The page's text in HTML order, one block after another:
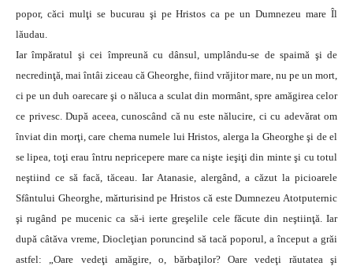
popor, căci mulţi se bucurau şi pe Hristos ca pe un Dumnezeu mare Îl
lăudau.
Iar împăratul şi cei împreună cu dânsul, umplându-se de spaimă şi de
necredinţă, mai întâi ziceau că Gheorghe, fiind vrăjitor mare, nu pe un mort,
ci pe un duh oarecare şi o năluca a sculat din mormânt, spre amăgirea celor
ce privesc. După aceea, cunoscând că nu este nălucire, ci cu adevărat om
înviat din morţi, care chema numele lui Hristos, alerga la Gheorghe şi de el
se lipea, toţi erau întru nepricepere mare ca nişte ieşiţi din minte şi cu totul
neştiind ce să facă, tăceau. Iar Atanasie, alergând, a căzut la picioarele
Sfântului Gheorghe, mărturisind pe Hristos că este Dumnezeu Atotputernic
şi rugând pe mucenic ca să-i ierte greşelile cele făcute din neştiinţă. Iar
după câtăva vreme, Diocleţian poruncind să tacă poporul, a început a grăi
astfel: „Oare vedeţi amăgire, o, bărbaţilor? Oare vedeţi răutatea şi